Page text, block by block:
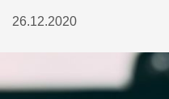
26.12.2020